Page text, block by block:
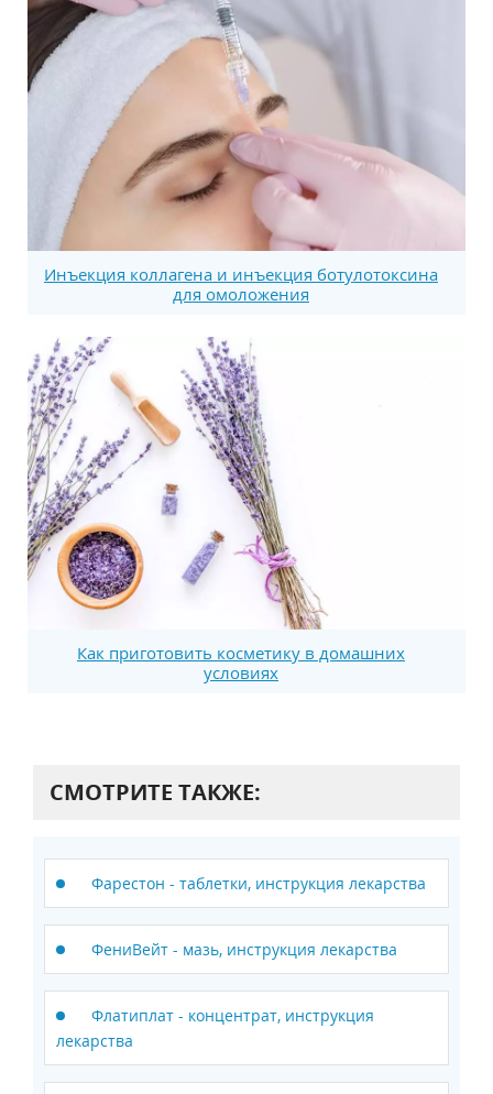
Инъекция коллагена и инъекция ботулотоксина
для омоложения
Как приготовить косметику в домашних
условиях
СМОТРИТЕ ТАКЖЕ:
Фарестон - таблетки, инструкция лекарства
ФениВейт - мазь, инструкция лекарства
Флатиплат - концентрат, инструкция
лекарства